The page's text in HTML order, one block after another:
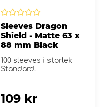
Sleeves Dragon
Shield - Matte 63 x
88 mm Black
100 sleeves i storlek
Standard.
109 kr